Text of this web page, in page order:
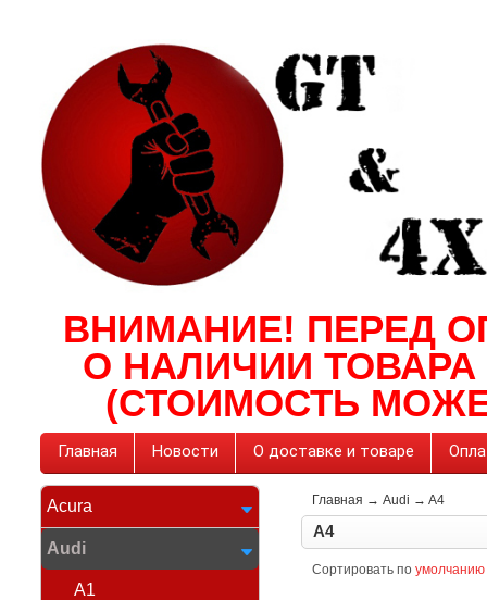
ВНИМАНИЕ! ПЕРЕД
О НАЛИЧИИ
(СТОИМОСТЬ
Главная Новости О доставке и товаре
Acura
Audi
A1
Главная → Audi → A4
A4
Сортировать по умолчанию